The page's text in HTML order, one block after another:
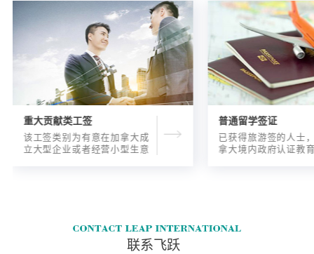
重大贡献类工签
该工签类别为有意在加拿大成
立大型企业或者经营小型生意
普通留学签证
已获得旅游签的人士
拿大境内政府认证教
联系飞跃